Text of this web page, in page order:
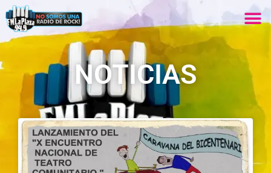
NOTICIAS